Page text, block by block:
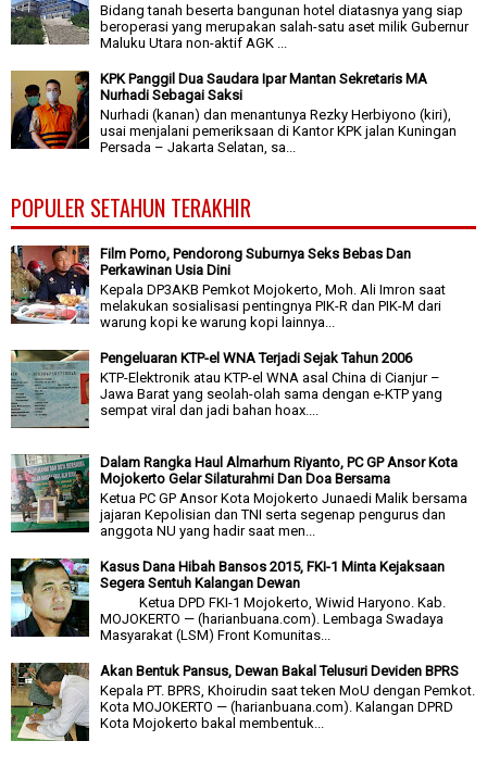
Bidang tanah beserta bangunan hotel diatasnya yang siap
beroperasi yang merupakan salah-satu aset milik Gubernur
Maluku Utara non-aktif AGK ...
KPK Panggil Dua Saudara Ipar Mantan Sekretaris MA
Nurhadi Sebagai Saksi
Nurhadi (kanan) dan menantunya Rezky Herbiyono (kiri),
usai menjalani pemeriksaan di Kantor KPK jalan Kuningan
Persada – Jakarta Selatan, sa...
POPULER SETAHUN TERAKHIR
Film Porno, Pendorong Suburnya Seks Bebas Dan
Perkawinan Usia Dini
Kepala DP3AKB Pemkot Mojokerto, Moh. Ali Imron saat
melakukan sosialisasi pentingnya PIK-R dan PIK-M dari
warung kopi ke warung kopi lainnya...
Pengeluaran KTP-el WNA Terjadi Sejak Tahun 2006
KTP-Elektronik atau KTP-el WNA asal China di Cianjur –
Jawa Barat yang seolah-olah sama dengan e-KTP yang
sempat viral dan jadi bahan hoax....
Dalam Rangka Haul Almarhum Riyanto, PC GP Ansor Kota
Mojokerto Gelar Silaturahmi Dan Doa Bersama
Ketua PC GP Ansor Kota Mojokerto Junaedi Malik bersama
jajaran Kepolisian dan TNI serta segenap pengurus dan
anggota NU yang hadir saat men...
Kasus Dana Hibah Bansos 2015, FKI-1 Minta Kejaksaan
Segera Sentuh Kalangan Dewan
Ketua DPD FKI-1 Mojokerto, Wiwid Haryono. Kab.
MOJOKERTO — (harianbuana.com). Lembaga Swadaya
Masyarakat (LSM) Front Komunitas...
Akan Bentuk Pansus, Dewan Bakal Telusuri Deviden BPRS
Kepala PT. BPRS, Khoirudin saat teken MoU dengan Pemkot.
Kota MOJOKERTO — (harianbuana.com). Kalangan DPRD
Kota Mojokerto bakal membentuk...